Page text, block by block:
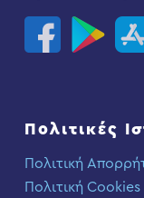
Πολιτικές
Πολιτική
Πολιτική Cookies